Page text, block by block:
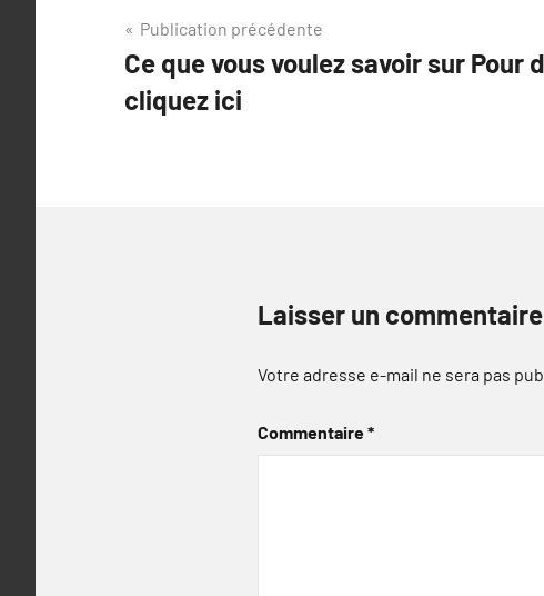
Navigation
de
l’article
Publication précédente
Ce que vous voulez savoir sur Pour
cliquez ici
Laisser un commentaire
Votre adresse e-mail ne sera pas
Commentaire*